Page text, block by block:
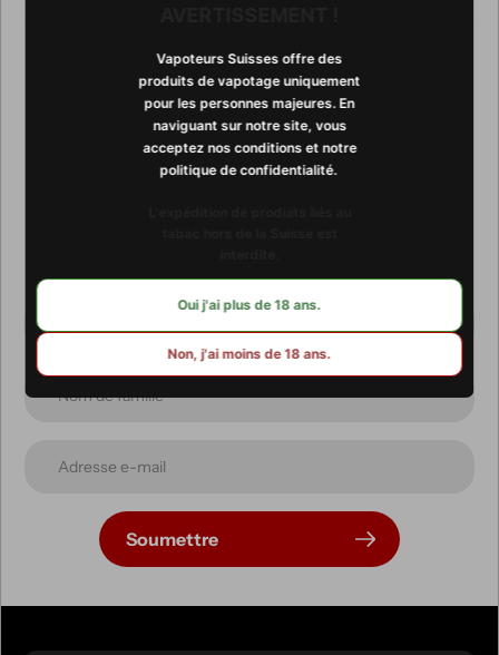
Abonnez-vous à notre
newsletter
Soumettre
Vapoteurs Suisses offre des
produits de vapotage uniquement
pour les personnes majeures. En
naviguant sur notre site, vous
acceptez nos conditions et notre
politique de confidentialité. ​​
Oui j'ai plus de 18 ans.
Non, j'ai moins de 18 ans.